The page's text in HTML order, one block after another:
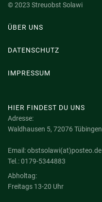
© 2023 Streuobst Solawi
ÜBER UNS
DATENSCHUTZ
IMPRESSUM
HIER FINDEST DU UNS
Adresse:
Waldhausen 5, 72076 Tübingen
Email: obstsolawi(at)posteo.de
Tel.: 0179-5344883
Abholtag:
Freitags 13-20 Uhr